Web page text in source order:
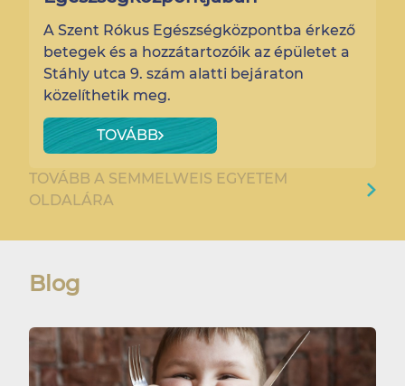
A Szent Rókus Egészségközpontba érkező
betegek és a hozzátartozóik az épületet a
Stáhly utca 9. szám alatti bejáraton
közelíthetik meg.
TOVÁBB
TOVÁBB A SEMMELWEIS EGYETEM
OLDALÁRA
Blog